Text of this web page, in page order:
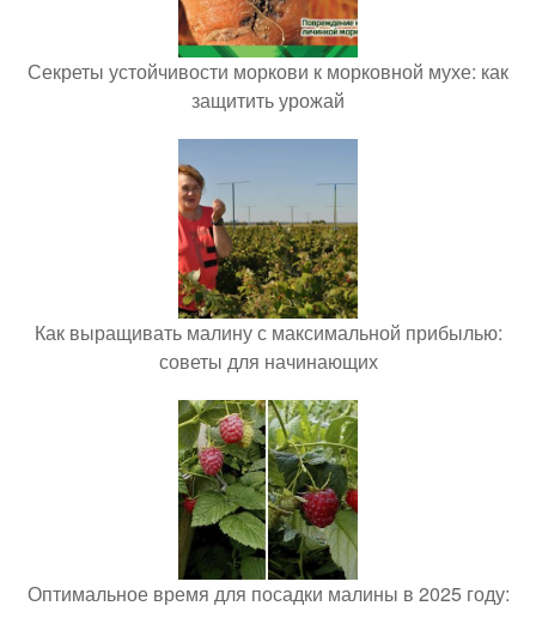
Секреты устойчивости моркови к морковной мухе: как
защитить урожай
Как выращивать малину с максимальной прибылью:
советы для начинающих
Оптимальное время для посадки малины в 2025 году: